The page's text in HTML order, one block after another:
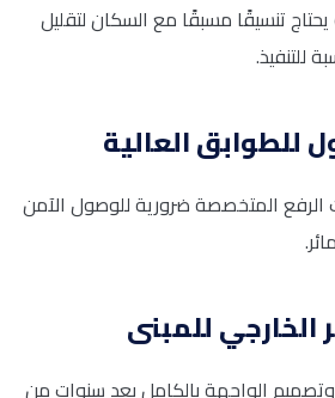
تنسيقًا مسبقًا مع السكان لتقليل
للتنفيذ.
للطوابق العالية
الرفع المتخصصة ضرورية للوصول الآمن
للمبنى
وتصميم الواجهة بالكامل بعد سنوات من